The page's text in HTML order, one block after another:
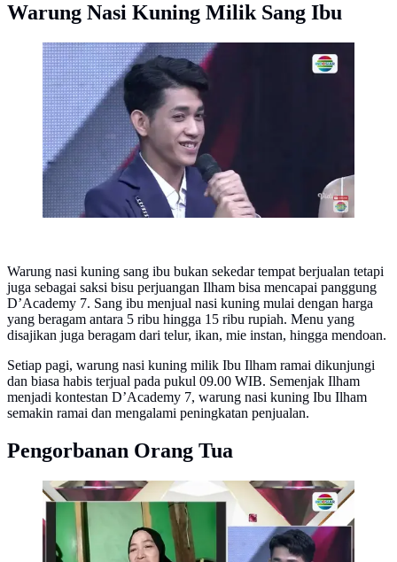
Warung Nasi Kuning Milik Sang Ibu
Ilham, salah satu peserta D'Academy 7. (Foto: dok.
YouTube/Indosiar)
Warung nasi kuning sang ibu bukan sekedar tempat berjualan tetapi
juga sebagai saksi bisu perjuangan Ilham bisa mencapai panggung
D’Academy 7. Sang ibu menjual nasi kuning mulai dengan harga
yang beragam antara 5 ribu hingga 15 ribu rupiah. Menu yang
disajikan juga beragam dari telur, ikan, mie instan, hingga mendoan.
Setiap pagi, warung nasi kuning milik Ibu Ilham ramai dikunjungi
dan biasa habis terjual pada pukul 09.00 WIB. Semenjak Ilham
menjadi kontestan D’Academy 7, warung nasi kuning Ibu Ilham
semakin ramai dan mengalami peningkatan penjualan.
Pengorbanan Orang Tua